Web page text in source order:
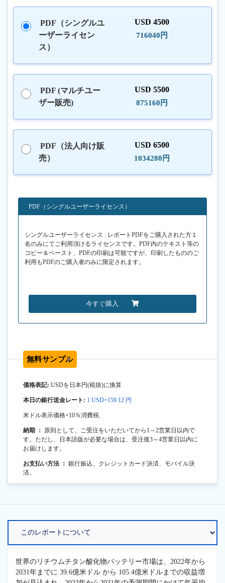
PDF（シングルユ
ーザーライセン
ス）
USD 4500
716040円
PDF (マルチユー
ザー販売)
USD 5500
875160円
PDF（法人向け販
売）
USD 6500
1034280円
PDF（シングルユーザーライセンス）
シングルユーザーライセンス : レポートPDFをご購入された方１
名のみにてご利用頂けるライセンスです。PDF内のテキスト等の
コピー＆ペースト、PDFの印刷は可能ですが、印刷したもののご
利用もPDFのご購入者のみに限定されます。
今すぐ購入
無料サンプル
価格表記: USDを日本円(税抜)に換算
本日の銀行送金レート: 1 USD=159.12 円
米ドル表示価格+10％消費税.
納期 ： 原則として、ご受注をいただいてから1～2営業日以内で
す。ただし、日本語版が必要な場合は、受注後3～4営業日以内に
お届けします。
お支払い方法 ： 銀行振込、クレジットカード決済、モバイル決
済。
世界のリチウムチタン酸化物バッテリー市場は、2022年から
2031年までに 39.6億米ドル から 105.4億米ドルまでの収益増